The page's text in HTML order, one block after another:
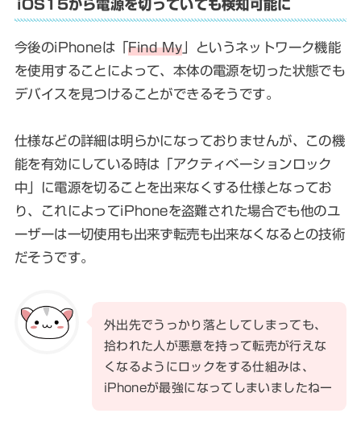
iOS15から電源を切っていても検知可能に
今後のiPhoneは「Find My 」というネットワーク機能
を使用することによって、本体の電源を切った状態でも
デバイスを見つけることができるそうです。
仕様などの詳細は明らかになっておりませんが、この機
能を有効にしている時は「アクティベーションロック
中」に電源を切ることを出来なくする仕様となってお
り、これによってiPhoneを盗難された場合でも他のユ
ーザーは一切使用も出来ず転売も出来なくなるとの技術
だそうです。
外出先でうっかり落としてしまっても、
拾われた人が悪意を持って転売が行えな
くなるようにロックをする仕組みは、
iPhoneが最強になってしまいましたねー